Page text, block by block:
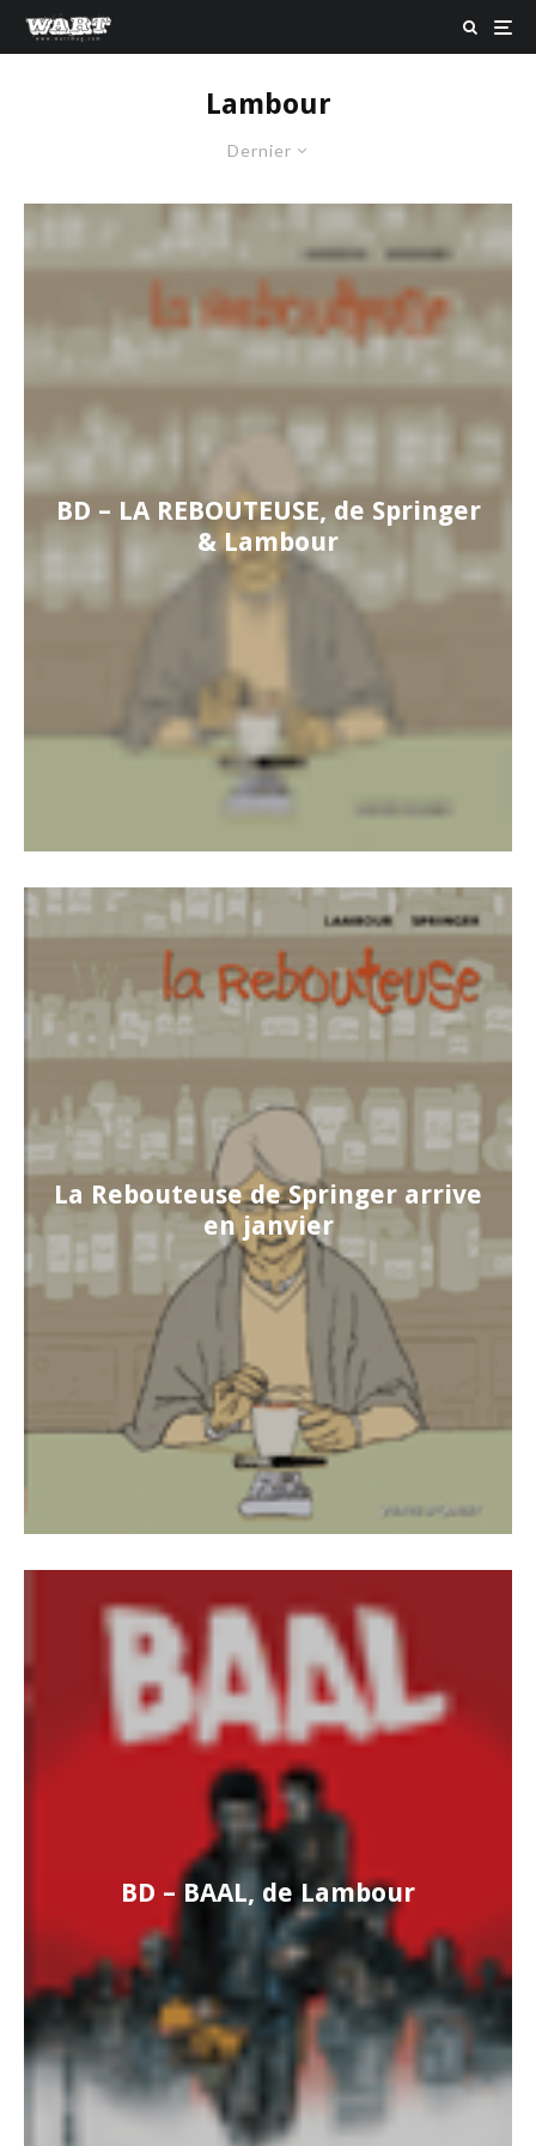
Lambour
Dernier
BD – LA REBOUTEUSE, de Springer
& Lambour
La Rebouteuse de Springer arrive
en janvier
BD – BAAL, de Lambour